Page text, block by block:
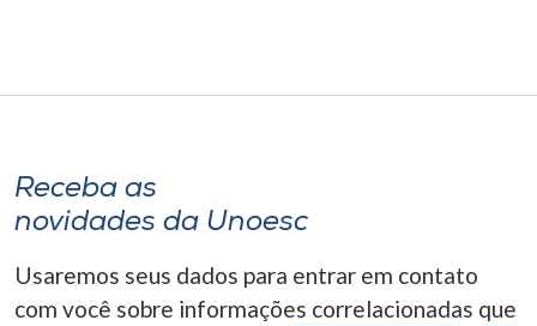
A+
Receba as
novidades da Unoesc
Usaremos seus dados para entrar em contato
com você sobre informações correlacionadas que